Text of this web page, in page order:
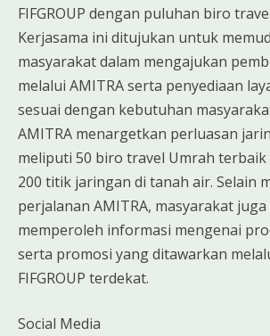
FIFGROUP dengan puluhan biro
Kerjasama ini ditujukan untuk
masyarakat dalam mengajukan
melalui AMITRA serta penyediaan
sesuai dengan kebutuhan
AMITRA menargetkan perluasan
meliputi 50 biro travel Umrah terbaik
200 titik jaringan di tanah air. Selain
perjalanan AMITRA, masyarakat
memperoleh informasi mengenai
serta promosi yang ditawarkan
FIFGROUP terdekat.
Social Media